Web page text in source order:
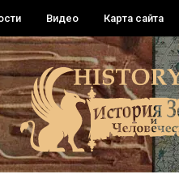
Видео Карта сайта